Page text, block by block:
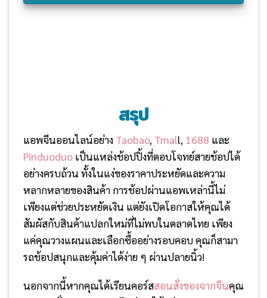
สรุป
แอพจีนออนไลน์อย่าง Taobao, Tmall, 1688 และ
Pinduoduo เป็นแหล่งช้อปปิ้งที่ตอบโจทย์สายช้อปได้
อย่างครบถ้วน ทั้งในแง่ของราคาประหยัดและความ
หลากหลายของสินค้า การช้อปผ่านแอพเหล่านี้ไม่
เพียงแต่ช่วยประหยัดเงิน แต่ยังเปิดโอกาสให้คุณได้
สัมผัสกับสินค้าแปลกใหม่ที่ไม่พบในตลาดไทย เพียง
แค่คุณวางแผนและเลือกซื้ออย่างรอบคอบ คุณก็สามา
รถช้อปสนุกและคุ้มค่าได้ง่าย ๆ ผ่านปลายนิ้ว!
นอกจากนี้หากคุณได้เรียนคอร์สสอนสั่งของจากจีนคุณ